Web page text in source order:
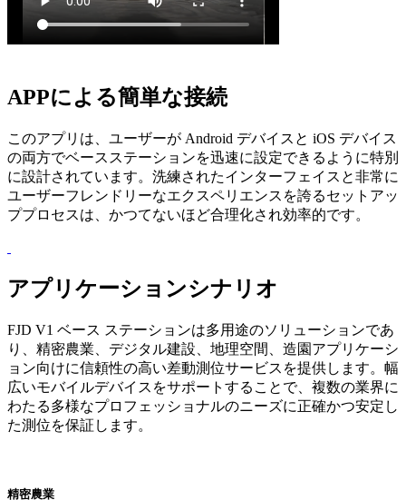
APPによる簡単な接続
このアプリは、ユーザーが Android デバイスと iOS デバイス
の両方でベースステーションを迅速に設定できるように特別
に設計されています。洗練されたインターフェイスと非常に
ユーザーフレンドリーなエクスペリエンスを誇るセットアッ
ププロセスは、かつてないほど合理化され効率的です。
アプリケーションシナリオ
FJD V1 ベース ステーションは多用途のソリューションであ
り、精密農業、デジタル建設、地理空間、造園アプリケーシ
ョン向けに信頼性の高い差動測位サービスを提供します。幅
広いモバイルデバイスをサポートすることで、複数の業界に
わたる多様なプロフェッショナルのニーズに正確かつ安定し
た測位を保証します。
精密農業